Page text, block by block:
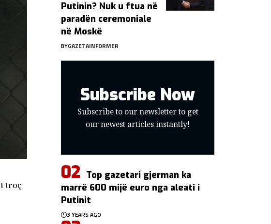
troç
Putinin? Nuk u ftua në
paradën ceremoniale
në Moskë
BYGAZETAINFORMER
Subscribe Now
Subscribe to our newsletter to get
our newest articles instantly!
Top gazetari gjerman ka
marrë 600 mijë euro nga aleati i
Putinit
3 YEARS AGO